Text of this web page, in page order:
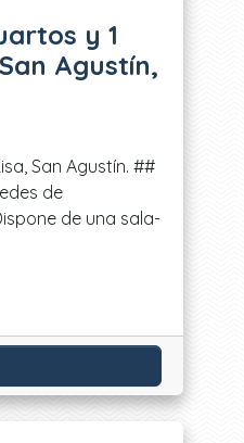
y 1
Agustín,
San Agustín. ##
de
de una sala-